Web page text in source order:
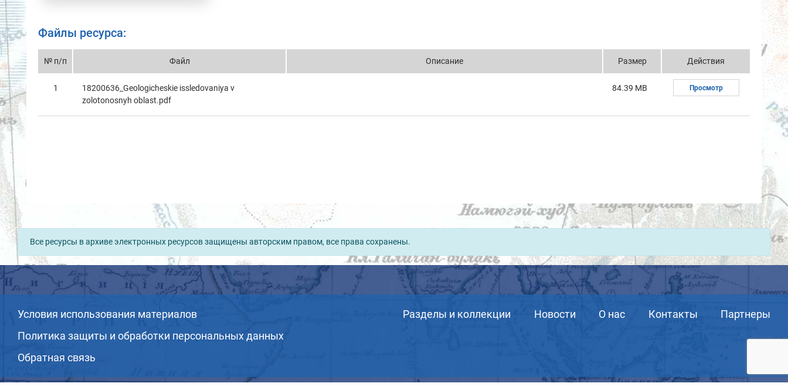
Файлы ресурса:
№ п/п Файл Описание Размер Действия
1
18200636_Geologicheskie issledovaniya v
zolotonosnyh oblast.pdf
84.39 MB Просмотр
Все ресурсы в архиве электронных ресурсов защищены авторским правом, все права сохранены.
Условия использования материалов
Политика защиты и обработки персональных данных
Обратная связь
Разделы и коллекции Новости О нас Контакты Партнеры